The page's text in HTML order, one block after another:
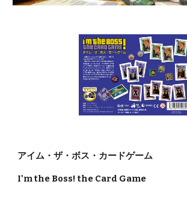
アイム・ザ・ボス・カードゲーム
I'm the Boss! the Card Game